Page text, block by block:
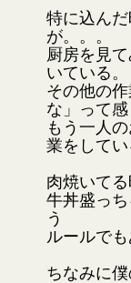
特に込ん
が。。。
厨房を見
いている。
その他の
な」って
もう一人
業をして
肉焼いて
牛丼盛っ
う
ルールで
ちなみに